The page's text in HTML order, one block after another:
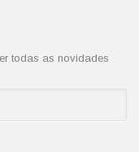
todas as novidades